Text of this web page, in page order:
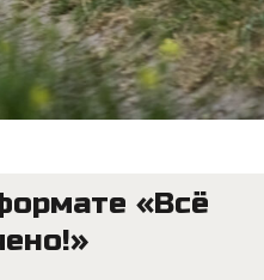
«Всё